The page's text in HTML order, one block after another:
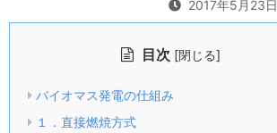
2017年5月23日
目次 [閉じる]
バイオマス発電の仕組み
１．直接燃焼方式